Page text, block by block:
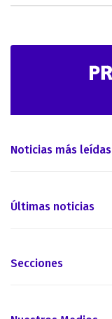
Noticias más leídas
Últimas noticias
Secciones